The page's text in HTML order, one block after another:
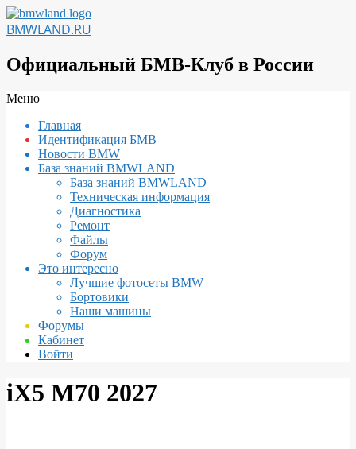
Перейти
к
BMWLAND.RU
Официальный БМВ-Клуб в России
Вторичное
навигации
Меню
Главная
Идентификация БМВ
Новости BMW
База знаний BMWLAND
База знаний BMWLAND
Техническая информация
Диагностика
Ремонт
Файлы
Форум
Это интересно
Лучшие фотосеты BMW
Бортовики
Наши машины
Форумы
Кабинет
Войти
iX5 M70 2027